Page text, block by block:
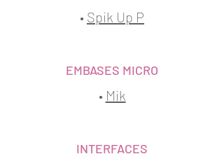
• Spik Up P
EMBASES MICRO
• Mik
INTERFACES